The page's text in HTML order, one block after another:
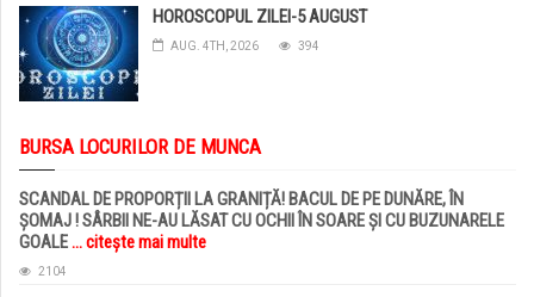
HOROSCOPUL ZILEI-5 AUGUST
AUG. 4TH, 2026 394
BURSA LOCURILOR DE MUNCA
SCANDAL DE PROPORȚII LA GRANIȚĂ! BACUL DE PE DUNĂRE, ÎN
ȘOMAJ ! SÂRBII NE-AU LĂSAT CU OCHII ÎN SOARE ȘI CU BUZUNARELE
GOALE ... citește mai multe
2104